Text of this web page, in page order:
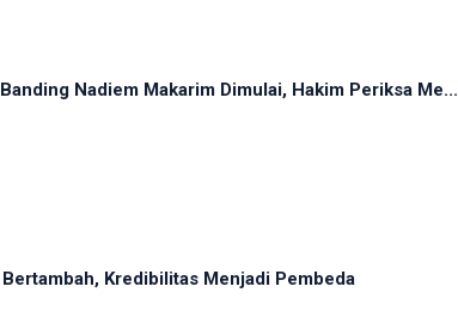
Nadiem Makarim Dimulai, Hakim Periksa Me...
Kredibilitas Menjadi Pembeda